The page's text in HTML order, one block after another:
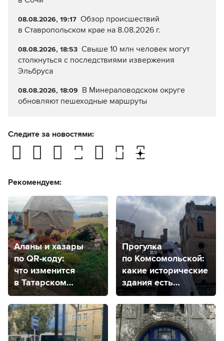
08.08.2026, 19:17 Обзор происшествий
в Ставропольском крае на 8.08.2026 г.
08.08.2026, 18:53 Свыше 10 млн человек могут
столкнуться с последствиями извержения
Эльбруса
08.08.2026, 18:09 В Минераловодском округе
обновляют пешеходные маршруты
Следите за новостями:
Рекомендуем:
Аланы и хазары
по QR-коду:
что изменится
в Татарском
городище?
Прогулка
по Комсомольской:
какие исторические
здания есть
на одной из самых
старых улиц
в Ставрополе?